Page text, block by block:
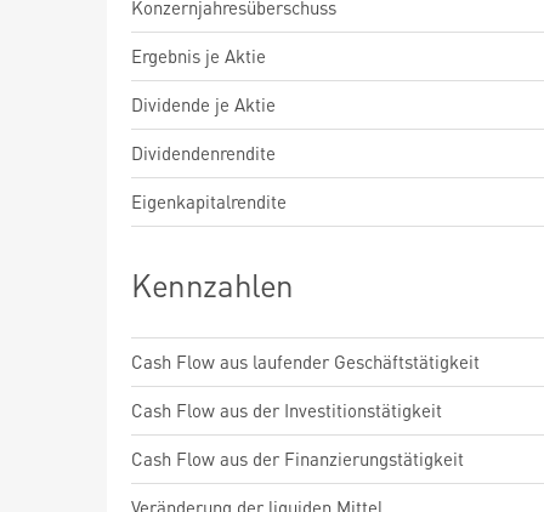
Konzernjahresüberschuss
Ergebnis je Aktie
Dividende je Aktie
Dividendenrendite
Eigenkapitalrendite
Kennzahlen
Cash Flow aus laufender Geschäftstätigkeit
Cash Flow aus der Investitionstätigkeit
Cash Flow aus der Finanzierungstätigkeit
Veränderung der liquiden Mittel